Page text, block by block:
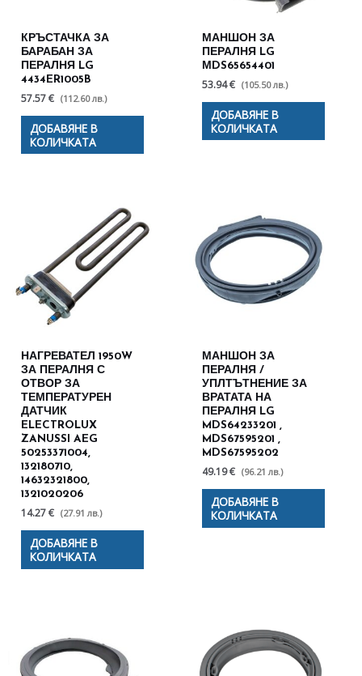
КРЪСТАЧКА ЗА
БАРАБАН ЗА
ПЕРАЛНЯ LG
4434ER1005B
57.57 € (112.60 лв.)
ДОБАВЯНЕ В
КОЛИЧКАТА
МАНШОН ЗА
ПЕРАЛНЯ LG
МDS65654401
53.94 € (105.50 лв.)
ДОБАВЯНЕ В
КОЛИЧКАТА
НАГРЕВАТЕЛ 1950W
ЗА ПЕРАЛНЯ С
ОТВОР ЗА
ТЕМПЕРАТУРЕН
ДАТЧИК
ELECTROLUX
ZANUSSI AEG
50253371004,
132180710,
14632321800,
1321020206
14.27 € (27.91 лв.)
ДОБАВЯНЕ В
КОЛИЧКАТА
МАНШОН ЗА
ПЕРАЛНЯ /
УПЛТЪТНЕНИЕ ЗА
ВРАТАТА НА
ПЕРАЛНЯ LG
MDS64233201 ,
MDS67595201 ,
MDS67595202
49.19 € (96.21 лв.)
ДОБАВЯНЕ В
КОЛИЧКАТА